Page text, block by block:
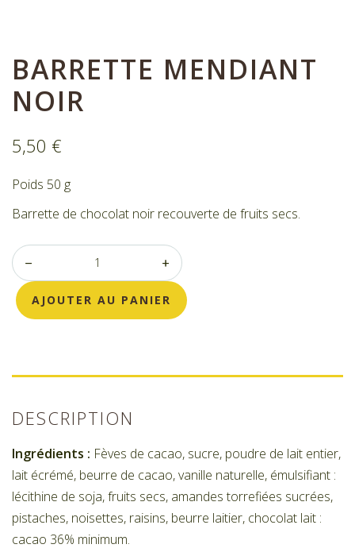
BARRETTE MENDIANT
NOIR
5,50 €
Poids 50 g
Barrette de chocolat noir recouverte de fruits secs.
AJOUTER AU PANIER
DESCRIPTION
Ingrédients : Fèves de cacao, sucre, poudre de lait entier,
lait écrémé, beurre de cacao, vanille naturelle, émulsifiant :
lécithine de soja, fruits secs, amandes torrefiées sucrées,
pistaches, noisettes, raisins, beurre laitier, chocolat lait :
cacao 36% minimum.